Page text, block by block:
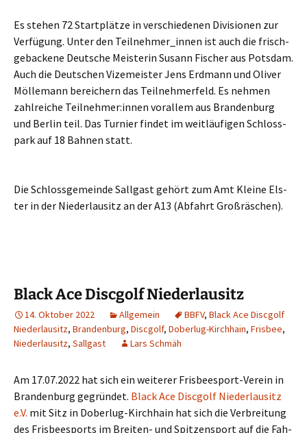
Es ste­hen 72 Start­plät­ze in ver­schie­de­nen Divi­sio­nen zur
Ver­fü­gung. Unter den Teilnehmer_innen ist auch die frisch­
ge­ba­cke­ne Deut­sche Meis­te­rin Susann Fischer aus Pots­dam.
Auch die Deut­schen Vize­meis­ter Jens Erd­mann und Oli­ver
Möl­le­mann berei­chern das Teil­neh­mer­feld. Es neh­men
zahl­rei­che Teilnehmer:innen vor­al­lem aus Bran­den­burg
und Ber­lin teil. Das Tur­nier fin­det im weit­läu­fi­gen Schloss­
park auf 18 Bah­nen statt.
Die Schloss­ge­mein­de Sall­gast gehört zum Amt Klei­ne Els­
ter in der Nie­der­lau­sitz an der A13 (Abfahrt Großräschen).
Black Ace Discgolf Niederlausitz
14. Oktober 2022 Allgemein BBFV, Black Ace Discgolf
Niederlausitz, Brandenburg, Discgolf, Doberlug-Kirchhain, Frisbee,
Niederlausitz, Sallgast Lars Schmäh
Am 17.07.2022 hat sich ein wei­te­rer Fris­bee­s­port-Ver­ein in
Bran­den­burg gegrün­det. Black Ace Disc­golf Nie­der­lau­sitz
e.V. mit Sitz in Dober­lug-Kirch­hain hat sich die Ver­brei­tung
des Fris­bee­s­ports im Brei­ten- und Spit­zen­sport auf die Fah­